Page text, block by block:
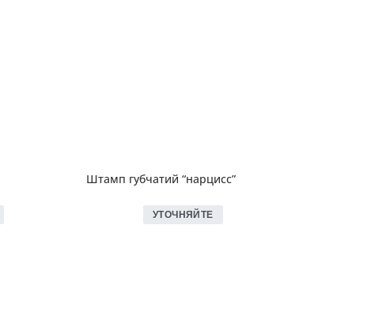
Штамп губчатий “нарцисс”
УТОЧНЯЙТЕ